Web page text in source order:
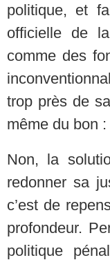
politique, et
officielle de
comme des
trop près de
même du bon
Non, la
redonner sa
c’est de
profondeur.
politique